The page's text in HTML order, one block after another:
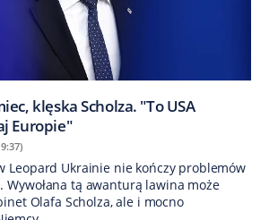
klęska Scholza. "To USA
Europie"
Leopard Ukrainie nie kończy problemów
Wywołana tą awanturą lawina może
Olafa Scholza, ale i mocno